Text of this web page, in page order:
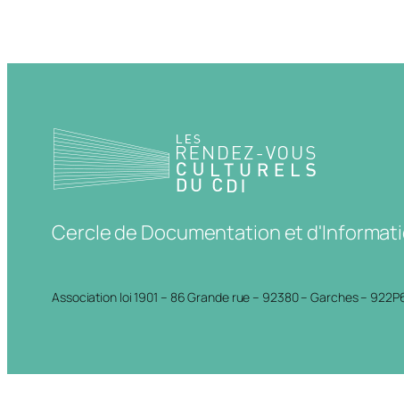
Cercle de Documentation et
Association loi 1901 – 86 Grande rue – 92380 – Garches –